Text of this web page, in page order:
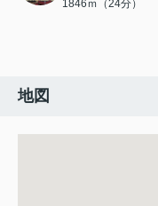
1846ｍ（24分）
地図